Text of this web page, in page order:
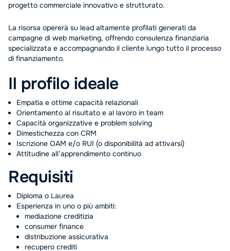
progetto commerciale innovativo e strutturato.
La risorsa opererà su lead altamente profilati generati da
campagne di web marketing, offrendo consulenza finanziaria
specializzata e accompagnando il cliente lungo tutto il processo
di finanziamento.
Il profilo ideale
Empatia e ottime capacità relazionali
Orientamento al risultato e al lavoro in team
Capacità organizzative e problem solving
Dimestichezza con CRM
Iscrizione OAM e/o RUI (o disponibilità ad attivarsi)
Attitudine all’apprendimento continuo
Requisiti
Diploma o Laurea
Esperienza in uno o più ambiti:
mediazione creditizia
consumer finance
distribuzione assicurativa
recupero crediti